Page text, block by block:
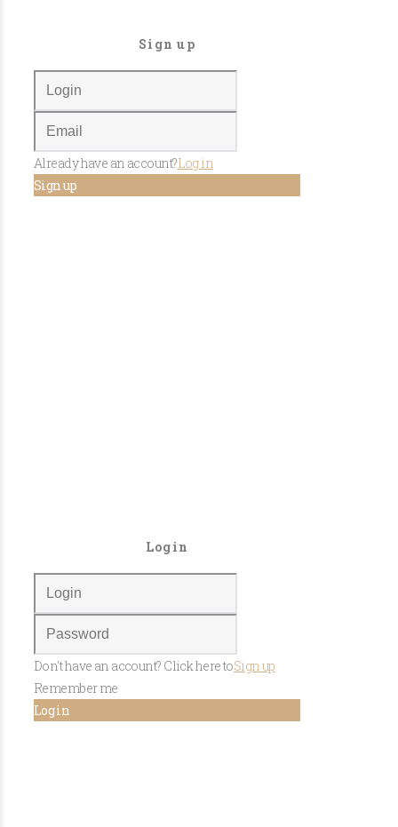
Sign up
Already have an account?Log in
Sign up
Login
Don't have an account? Click here toSign up
Remember me
Log in